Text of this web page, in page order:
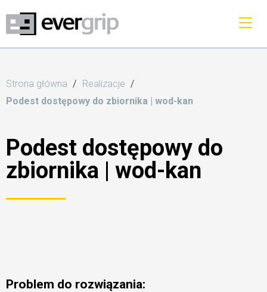
Strona główna
Realizacje
Podest dostępowy do zbiornika | wod-kan
Podest dostępowy do
zbiornika | wod-kan
Problem do rozwiązania: